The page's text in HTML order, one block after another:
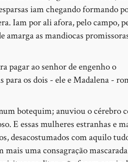
iam chegando formando
Iam por ali afora, pelo campo,
as mandiocas
pagar ao senhor de engenho o
para os dois - ele e Madalena -
botequim; anuviou o cérebro
E essas mulheres estranhas e
desacostumados com aquilo
uma consagração